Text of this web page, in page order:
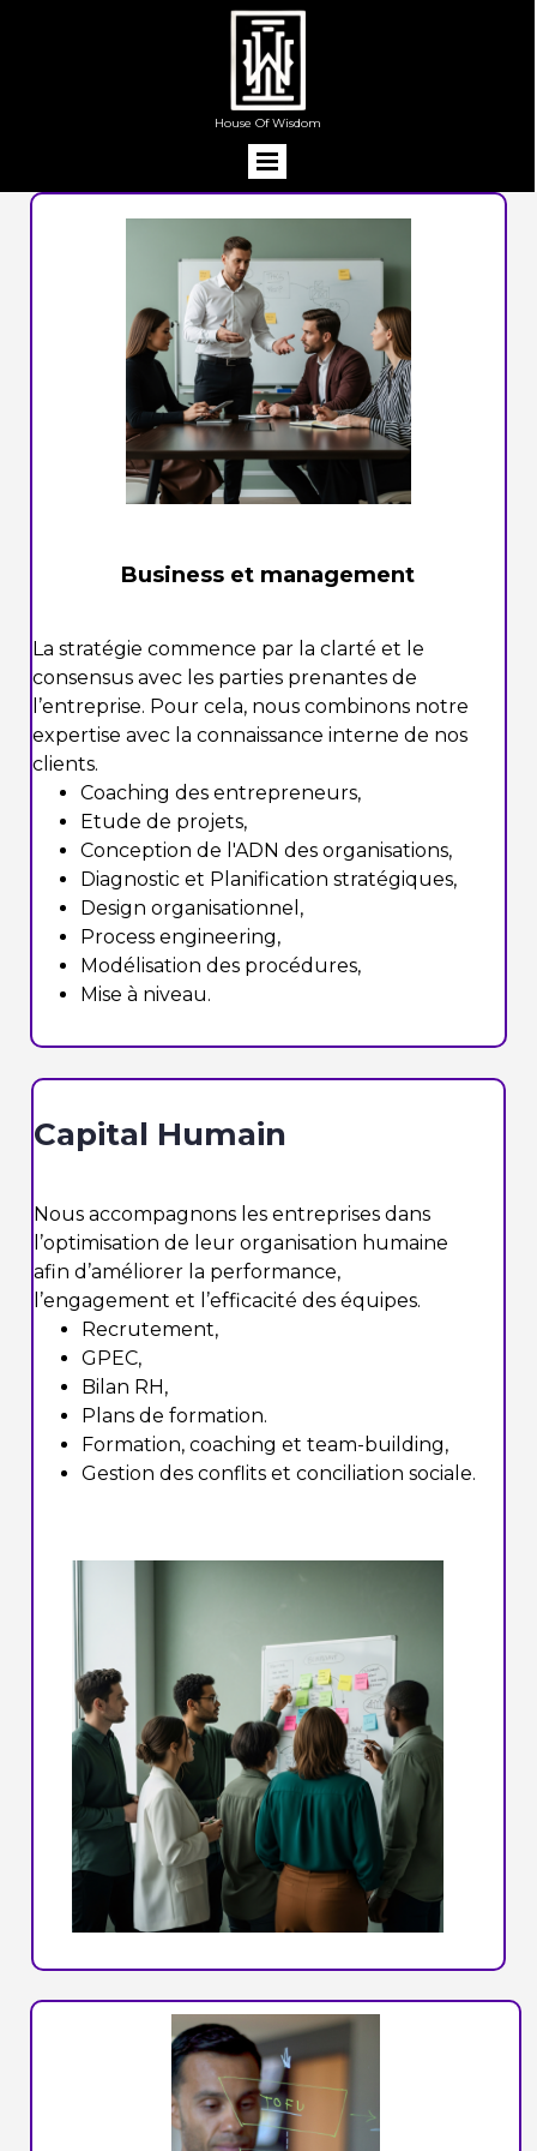
House Of Wisdom
Business et management
La stratégie commence par la clarté et le
consensus avec les parties prenantes de
l’entreprise. Pour cela, nous combinons notre
expertise avec la connaissance interne de nos
clients.
Coaching des entrepreneurs,
Etude de projets,
Conception de l'ADN des organisations,
Diagnostic et Planification stratégiques,
Design organisationnel,
Process engineering,
Modélisation des procédures,
Mise à niveau.
Capital Humain
Nous accompagnons les entreprises dans
l’optimisation de leur organisation humaine
afin d’améliorer la performance,
l’engagement et l’efficacité des équipes.
Recrutement,
GPEC,
Bilan RH,
Plans de formation.
Formation, coaching et team-building,
Gestion des conflits et conciliation sociale.